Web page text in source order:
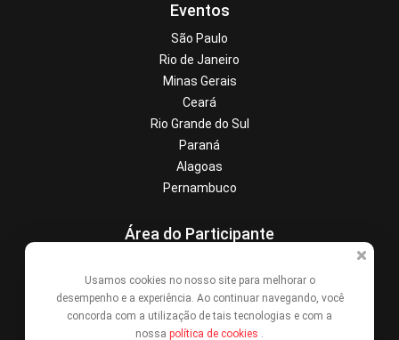
Eventos
São Paulo
Rio de Janeiro
Minas Gerais
Ceará
Rio Grande do Sul
Paraná
Alagoas
Pernambuco
Área do Participante
Denunciar este evento
Contato
Usamos cookies no nosso site para melhorar o
desempenho e a experiência. Ao continuar navegando, você
concorda com a utilização de tais tecnologias e com a
nossa política de cookies .